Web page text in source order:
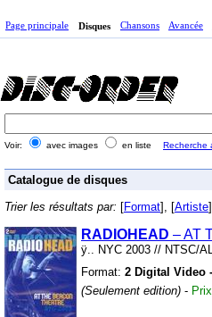
Page principale Disques Chansons Avancée
Voir: avec images en liste Recherche
Catalogue de disques
Trier les résultats par: [Format], [Artiste
RADIOHEAD – AT
ÿ NYC 2003 // NTSC/
Format: 2 Digital Video
(Seulement edition) -